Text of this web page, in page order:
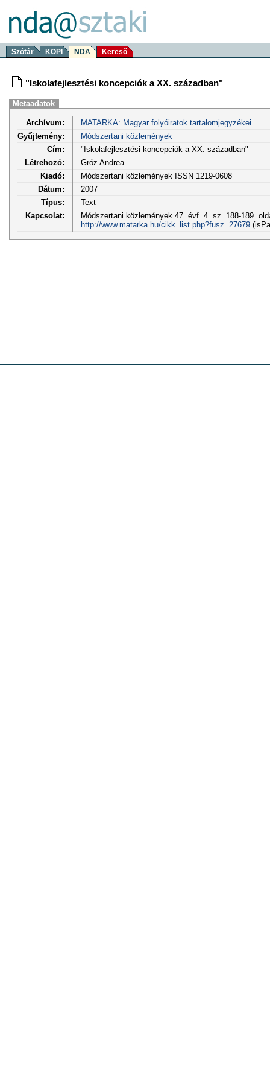
Szótár KOPI NDA Kereső
"Iskolafejlesztési koncepciók a XX. században"
Metaadatok
Archívum:
MATARKA: Magyar folyóiratok tartalomjegyzékei
Gyűjtemény:
Módszertani közlemények
Cím:
"Iskolafejlesztési koncepciók a XX. században"
Létrehozó:
Gróz Andrea
Kiadó:
Módszertani közlemények ISSN 1219-0608
Dátum:
2007
Típus:
Text
Kapcsolat:
Módszertani közlemények 47. évf. 4. sz. 188-189.
http://www.matarka.hu/cikk_list.php?fusz=27679